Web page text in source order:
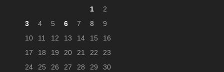
1
2
3
4 5 6 7 8
9
10
11 12 13 14 15
16
17
18 19 20 21 22
23
24
25 26 27 28 29
30